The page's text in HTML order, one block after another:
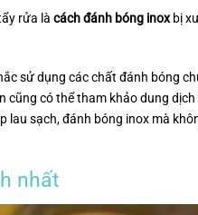
rửa là cách đánh bóng inoxbị
sử dụng các chất đánh bóng
có thể tham khảo dung
lau sạch, đánh bóng inox mà
nhất